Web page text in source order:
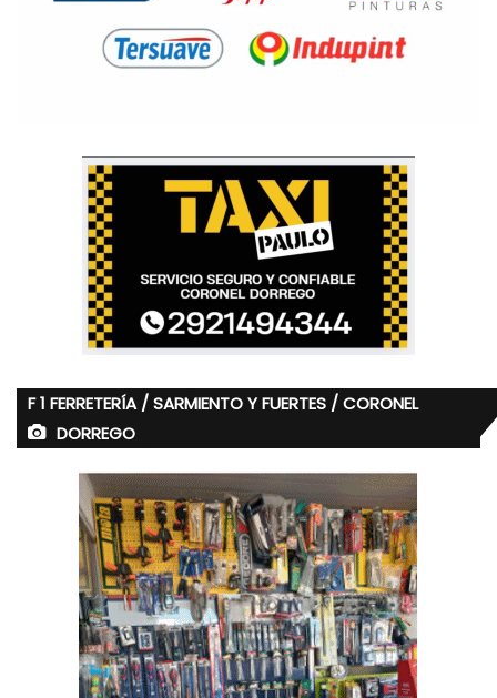
F 1 FERRETERÍA / SARMIENTO Y FUERTES / CORONEL
DORREGO